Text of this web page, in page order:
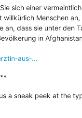
sich einer
Menschen
an, dass sie unter den
in
aus-...
a sneak peek at the